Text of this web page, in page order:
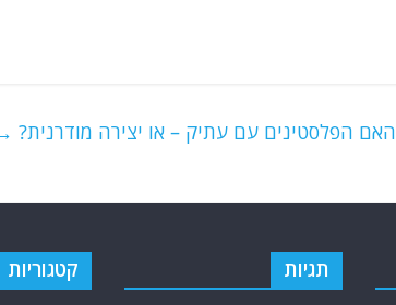
האם הפלסטינים עם עתיק – או יצירה מודרנית?
תגיות קטגוריות